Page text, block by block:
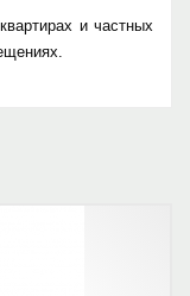
и частных